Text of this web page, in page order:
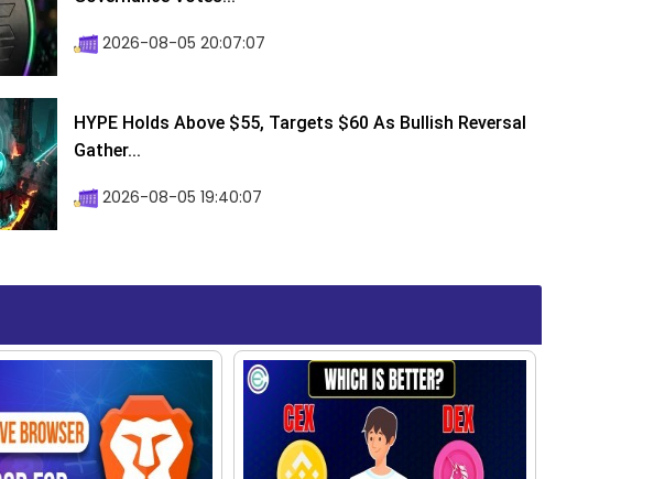
2026-08-05 20:07:07
HYPE Holds Above $55, Targets $60 As Bullish Reversal
Gather...
2026-08-05 19:40:07